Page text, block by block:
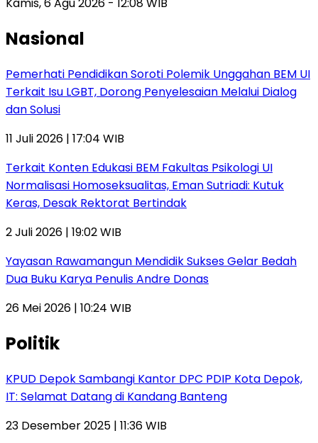
Kamis, 6 Agu 2026 - 12:08 WIB
Nasional
Pemerhati Pendidikan Soroti Polemik Unggahan BEM UI
Terkait Isu LGBT, Dorong Penyelesaian Melalui Dialog
dan Solusi
11 Juli 2026 | 17:04 WIB
Terkait Konten Edukasi BEM Fakultas Psikologi UI
Normalisasi Homoseksualitas, Eman Sutriadi: Kutuk
Keras, Desak Rektorat Bertindak
2 Juli 2026 | 19:02 WIB
Yayasan Rawamangun Mendidik Sukses Gelar Bedah
Dua Buku Karya Penulis Andre Donas
26 Mei 2026 | 10:24 WIB
Politik
KPUD Depok Sambangi Kantor DPC PDIP Kota Depok,
IT: Selamat Datang di Kandang Banteng
23 Desember 2025 | 11:36 WIB